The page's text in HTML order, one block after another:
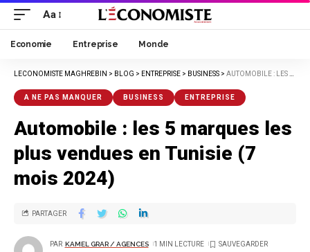
Aa
Economie Entreprise Monde
LECONOMISTE MAGHREBIN > BLOG > ENTREPRISE > BUSINESS > AUTOMOBILE : LES 5 MARQUES LES PLUS VENDUES EN TUNISIE (7 MOIS 2024)
A NE PAS MANQUER BUSINESS ENTREPRISE
Automobile : les 5 marques les
plus vendues en Tunisie (7
mois 2024)
PAR KAMEL GRAR / AGENCES 1 MIN LECTURE
PARTAGER